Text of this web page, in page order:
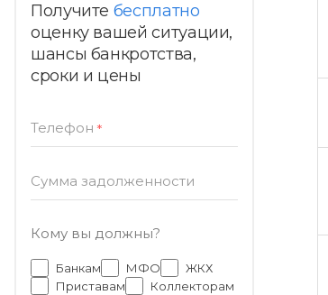
Получите бесплатно
оценку вашей ситуации,
шансы банкротства,
сроки и цены
Телефон *
Сумма задолженности
Кому вы должны?
Банкам МФО
ЖКХ
Приставам
Коллекторам